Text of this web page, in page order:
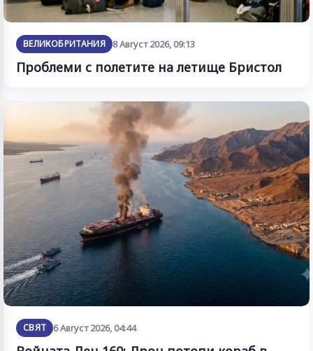
ВЕЛИКОБРИТАНИЯ 8 Август 2026, 09:13
Проблеми с полетите на летище Бристол
СВЯТ 6 Август 2026, 04:44